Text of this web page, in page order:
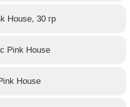
House, 30 гр
Pink House
House